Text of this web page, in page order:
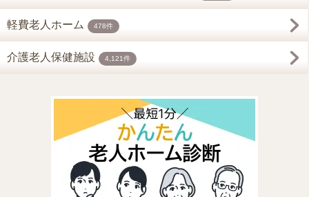
軽費老人ホーム 478件
介護老人保健施設 4,121件